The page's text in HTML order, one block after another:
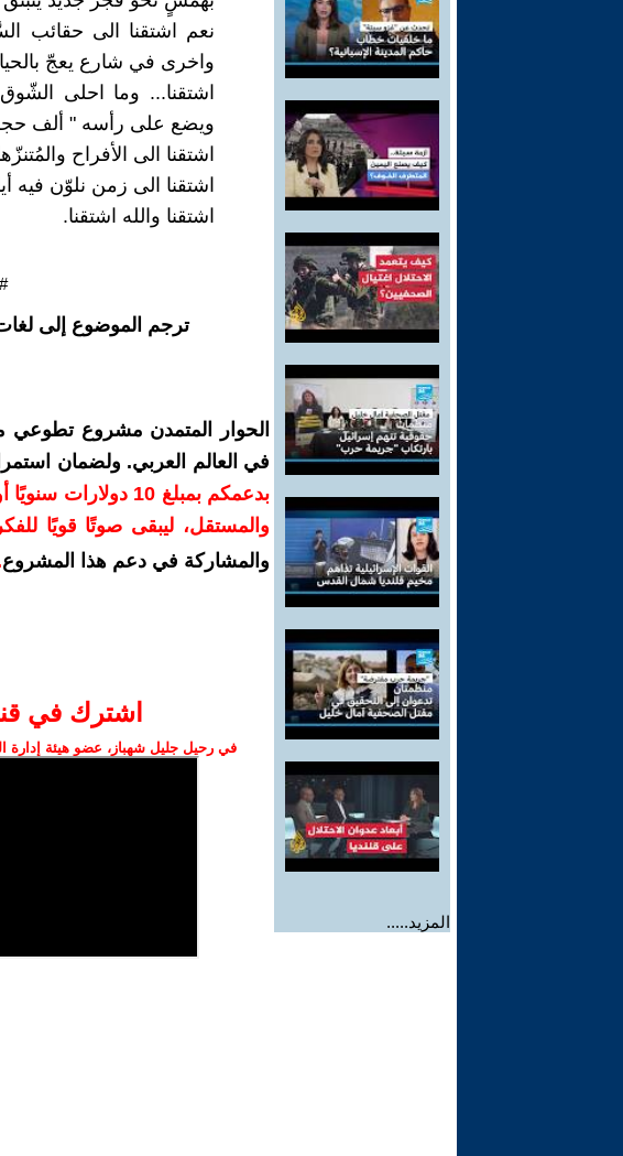
المزيد.....
نعم اشتقنا الى حقائب
واخرى في شارع يعجّ
اشتقنا... وما احلى
ويضع على رأسه " ألف
اشتقنا الى الأفراح
اشتقنا الى زمن نلوّن فيه
اشتقنا والله اشتقنا.
ترجم الموضوع إلى
الحوار المتمدن مشروع تطوعي
في العالم العربي. ولضمان
بدعمكم بمبلغ 10
والمستقل، ليبقى صوتًا قويًا
والمشاركة في دعم هذا المشروع
اشترك في
في رحيل جليل شهباز، عضو هيئة إدارة